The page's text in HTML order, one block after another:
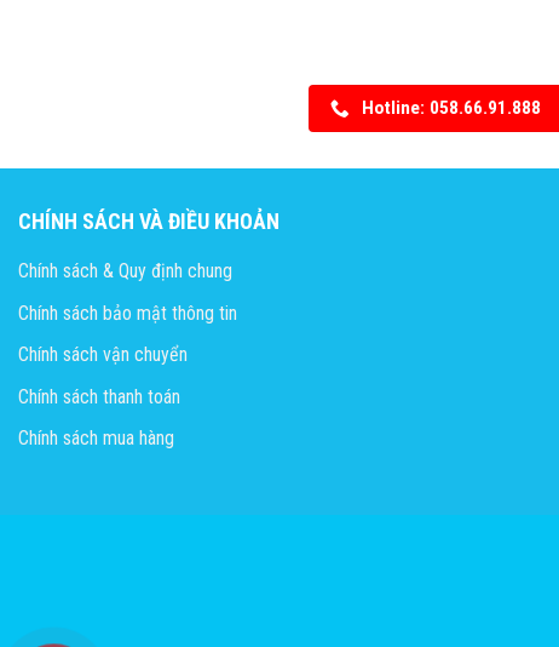
Hotline: 058.66.91.888
CHÍNH SÁCH VÀ ĐIỀU KHOẢN
Chính sách & Quy định chung
Chính sách bảo mật thông tin
Chính sách vận chuyển
Chính sách thanh toán
Chính sách mua hàng